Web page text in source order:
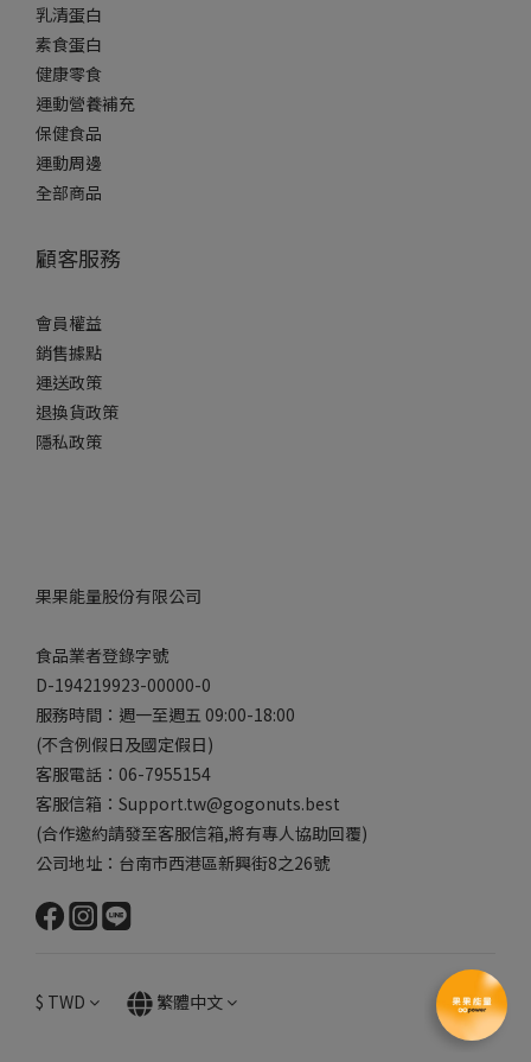
乳清蛋白
素食蛋白
健康零食
運動營養補充
保健食品
運動周邊
全部商品
顧客服務
會員權益
銷售據點
運送政策
退換貨政策
隱私政策
果果能量股份有限公司
食品業者登錄字號
D-194219923-00000-0
服務時間：週一至週五 09:00-18:00
(不含例假日及國定假日)
客服電話：06-7955154
客服信箱：Support.tw@gogonuts.best
(合作邀約請發至客服信箱,將有專人協助回覆)
公司地址：台南市西港區新興街8之26號
$ TWD 繁體中文